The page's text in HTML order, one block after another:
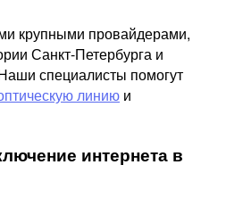
крупными провайдерами,
Санкт-Петербурга и
специалисты помогут
линию и
интернета в